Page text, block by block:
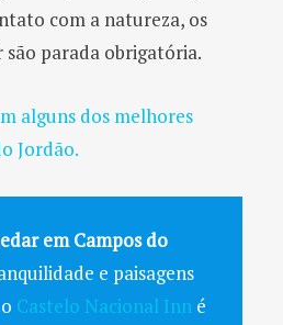
com a natureza, os
parada obrigatória.
alguns dos melhores
Jordão.
em Campos do
e paisagens
Castelo Nacional Inn é